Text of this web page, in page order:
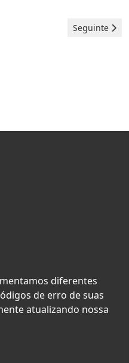
Artigo
Seguinte
diferentes
de erro de suas
atualizando nossa